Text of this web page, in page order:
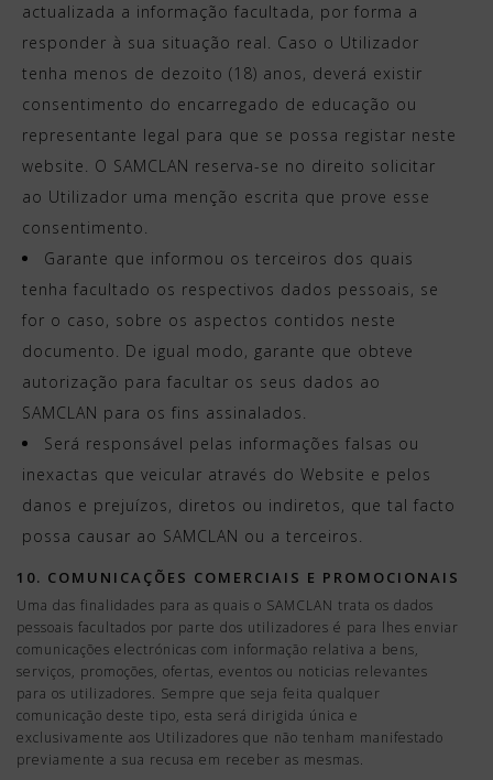
actualizada a informação facultada, por forma a
responder à sua situação real. Caso o Utilizador
tenha menos de dezoito (18) anos, deverá existir
consentimento do encarregado de educação ou
representante legal para que se possa registar neste
website. O SAMCLAN reserva-se no direito solicitar
ao Utilizador uma menção escrita que prove esse
consentimento.
Garante que informou os terceiros dos quais
tenha facultado os respectivos dados pessoais, se
for o caso, sobre os aspectos contidos neste
documento. De igual modo, garante que obteve
autorização para facultar os seus dados ao
SAMCLAN para os fins assinalados.
Será responsável pelas informações falsas ou
inexactas que veicular através do Website e pelos
danos e prejuízos, diretos ou indiretos, que tal facto
possa causar ao SAMCLAN ou a terceiros.
10. COMUNICAÇÕES COMERCIAIS E PROMOCIONAIS
Uma das finalidades para as quais o SAMCLAN trata os dados
pessoais facultados por parte dos utilizadores é para lhes enviar
comunicações electrónicas com informação relativa a bens,
serviços, promoções, ofertas, eventos ou noticias relevantes
para os utilizadores. Sempre que seja feita qualquer
comunicação deste tipo, esta será dirigida única e
exclusivamente aos Utilizadores que não tenham manifestado
previamente a sua recusa em receber as mesmas.